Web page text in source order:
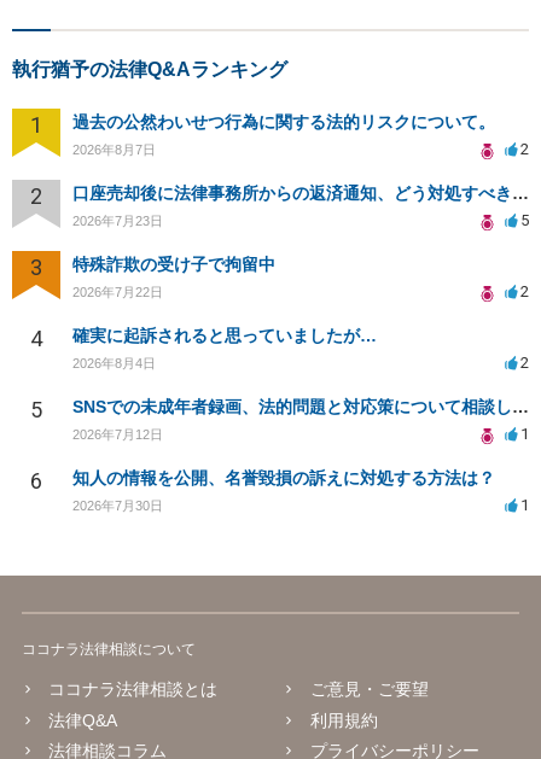
執行猶予の法律Q&Aランキング
1 過去の公然わいせつ行為に関する法的リスクについて。
2026年8月7日 2
2 口座売却後に法律事務所からの返済通知、どう対処すべきか？
2026年7月23日 5
3 特殊詐欺の受け子で拘留中
2026年7月22日 2
4 確実に起訴されると思っていましたが…
2026年8月4日 2
5 SNSでの未成年者録画、法的問題と対応策について相談したい
2026年7月12日 1
6 知人の情報を公開、名誉毀損の訴えに対処する方法は？
2026年7月30日 1
ココナラ法律相談について
ココナラ法律相談とは
法律Q&A
法律相談コラム
ご意見・ご要望
利用規約
プライバシーポリシー